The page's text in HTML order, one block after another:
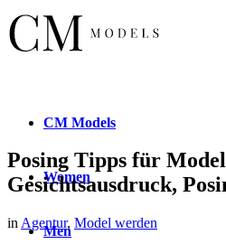
CM Models
Women
Men
Posing Tipps für
Gesichtsausdruck,
in Agentur, Model werden